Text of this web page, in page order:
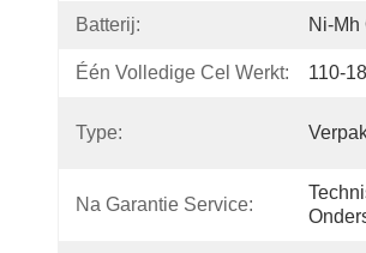
Batterij: Ni-Mh
Één Volledige Cel Werkt: 110-
Type:
Na Garantie Service: